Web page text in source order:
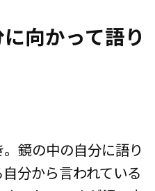
向かって語り
鏡の中の自分に語り
分から言われている